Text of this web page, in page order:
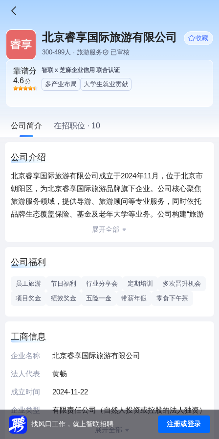
北京睿享国际旅游有限公司
收藏
300-499人 · 旅游服务
已审核
靠谱分
4.6分
智联 x 芝麻企业信用 联合认证
多产业布局 大学生就业贡献
公司简介 在招职位 · 10
公司介绍
北京睿享国际旅游有限公司成立于2024年11月，位于北京市
朝阳区，为北京睿享国际旅游品牌旗下企业。公司核心聚焦
旅游服务领域，提供导游、旅游顾问等专业服务，同时依托
品牌生态覆盖保险、基金及老年大学等业务。公司构建“旅游
+”综合服务体系，整合保险、健康管理等资源为客户提供多元
企背景的合规性与生态资源优势，逐步拓展旅游服务边界，
展开全部
公司福利
员工旅游 节日福利 行业分享会 定期培训
多次晋升机会
项目奖金
绩效奖金 五险一金 带薪年假 零食下午茶
工商信息
企业名称 北京睿享国际旅游有限公司
法人代表 黄畅
成立时间 2024-11-22
企业类型 有限责任公司（自然人投资或控股的法人独资）
展开全部
找风口工作，就上智联招聘 注册或登录